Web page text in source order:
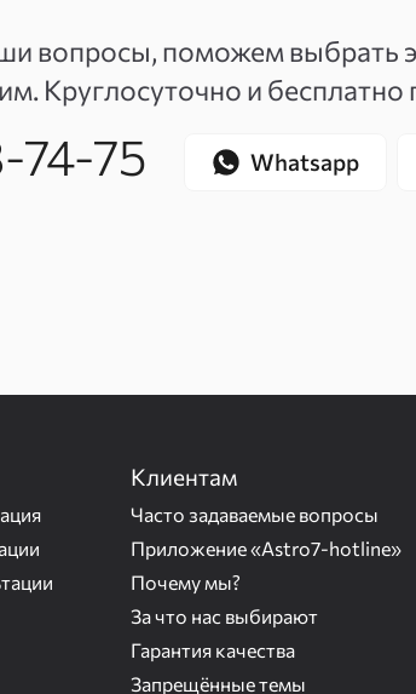
вопросы, поможем выбрать
Круглосуточно и
74-75 Whatsapp
Клиентам
Часто задаваемые вопросы
Приложение «Astro7-hotline»
Почему мы?
За что нас выбирают
Гарантия качества
Запрещённые темы